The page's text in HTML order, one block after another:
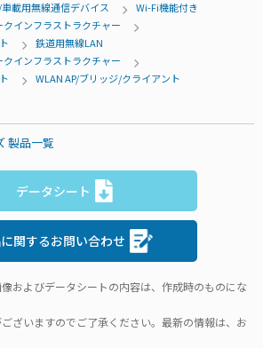
載用無線通信デバイス
Wi-Fi機能付き
インフラストラクチャー
鉄道用無線LAN
インフラストラクチャー
WLAN AP/ブリッジ/クライアント
製品一覧
データシート
関するお問い合わせ
およびデータシートの内容は、作成時のものにな
ざいますのでご了承ください。最新の情報は、お